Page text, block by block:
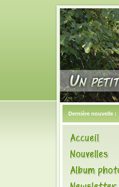
Dernière nouvelle :